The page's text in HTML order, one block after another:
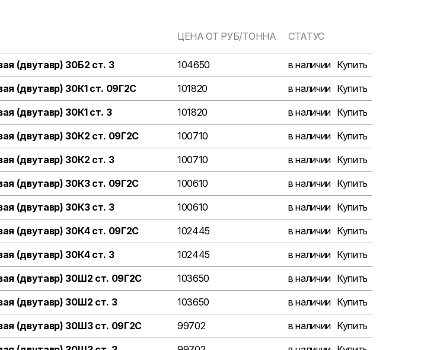
ЦЕНА ОТ РУБ/ТОННА СТАТУС
(двутавр) 30Б2 ст. 3 104650 в наличии Купить
(двутавр) 30К1 ст. 09Г2С
101820 в наличии Купить
(двутавр) 30К1 ст. 3
101820 в наличии Купить
(двутавр) 30К2 ст. 09Г2С
100710 в наличии Купить
(двутавр) 30К2 ст. 3
100710 в наличии Купить
(двутавр) 30К3 ст. 09Г2С
100610 в наличии Купить
(двутавр) 30К3 ст. 3
100610 в наличии Купить
(двутавр) 30К4 ст. 09Г2С
102445 в наличии Купить
(двутавр) 30К4 ст. 3
102445 в наличии Купить
(двутавр) 30Ш2 ст. 09Г2С
103650 в наличии Купить
(двутавр) 30Ш2 ст. 3
103650 в наличии Купить
(двутавр) 30Ш3 ст. 09Г2С
99702 в наличии Купить